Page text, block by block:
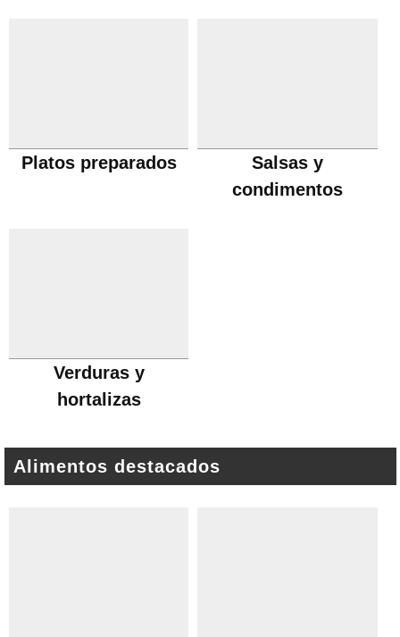
Platos preparados
Salsas y
condimentos
Verduras y
hortalizas
Alimentos destacados